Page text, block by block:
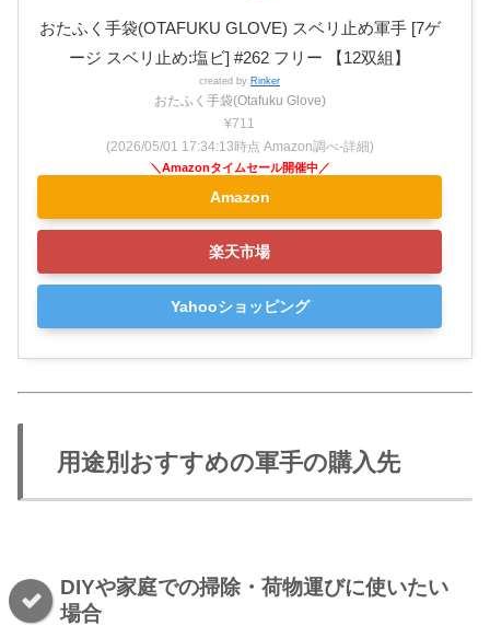
おたふく手袋(OTAFUKU GLOVE) スベリ止め軍手 [7ゲ
ージ スベリ止め:塩ビ] #262 フリー 【12双組】
created by Rinker
おたふく手袋(Otafuku Glove)
¥711
(2026/05/01 17:34:13時点 Amazon調べ-詳細)
Amazon
楽天市場
Yahooショッピング
用途別おすすめの軍手の購入先
DIYや家庭での掃除・荷物運びに使いたい
場合